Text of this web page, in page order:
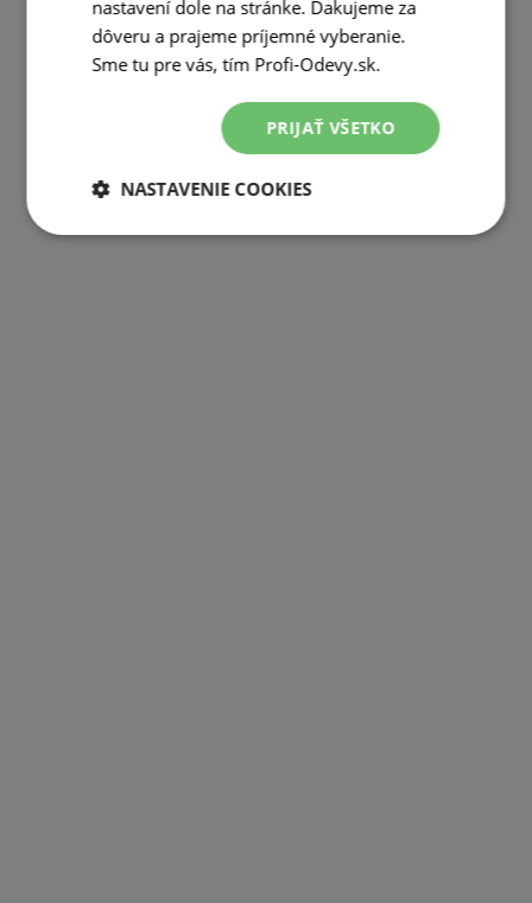
nastavení dole na stránke. Ďakujeme za
dôveru a prajeme príjemné vyberanie.
Sme tu pre vás, tím Profi-Odevy.sk.
PRIJAŤ VŠETKO
NASTAVENIE COOKIES